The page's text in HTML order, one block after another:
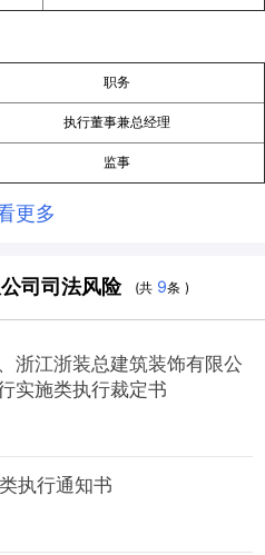
职务
执行董事兼总经理
监事
更多
司司法风险 (共 9条 )
浙江浙装总建筑装饰有限公
实施类执行裁定书
执行通知书